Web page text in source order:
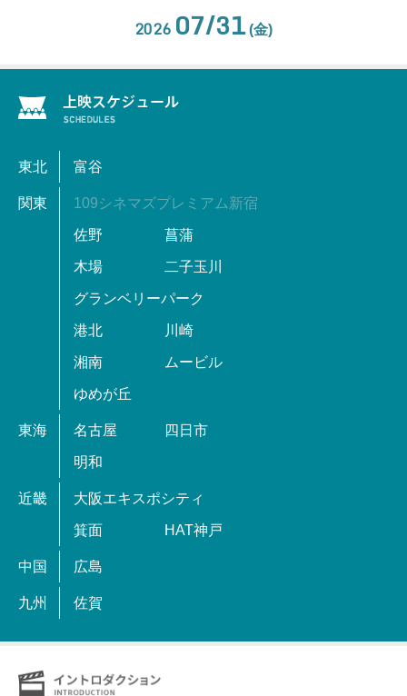
2026 07/31(金)
東北 富谷
関東 109シネマズプレミアム新宿
佐野 菖蒲
木場 二子玉川
グランベリーパーク
港北 川崎
湘南 ムービル
ゆめが丘
東海 名古屋 四日市
明和
近畿 大阪エキスポシティ
箕面 HAT神戸
中国 広島
九州 佐賀